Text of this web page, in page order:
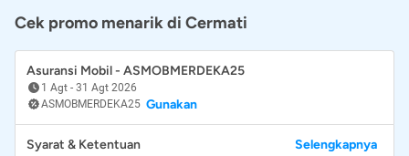
Cek promo menarik di Cermati
Asuransi Mobil - ASMOBMERDEKA25
1 Agt - 31 Agt 2026
ASMOBMERDEKA25 Gunakan
Syarat & Ketentuan Selengkapnya